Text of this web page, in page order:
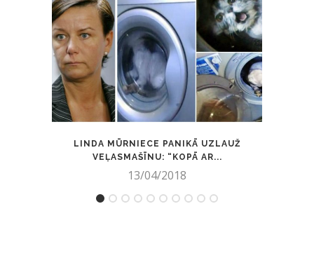
LINDA MŪRNIECE PANIKĀ UZLAUŽ
VEĻASMAŠĪNU: “KOPĀ AR...
13/04/2018